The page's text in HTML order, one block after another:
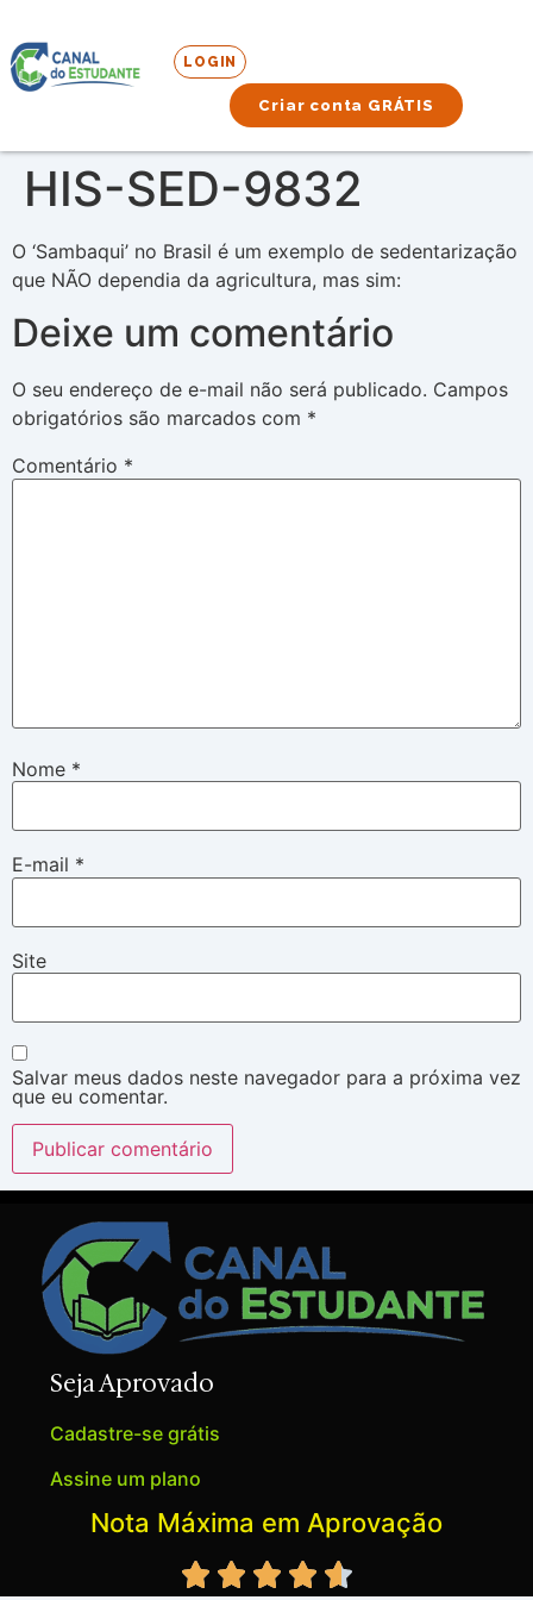
LOGIN
Criar conta GRÁTIS
HIS-SED-9832
O ‘Sambaqui’ no Brasil é um exemplo de sedentarização
que NÃO dependia da agricultura, mas sim:
Deixe um comentário
O seu endereço de e-mail não será publicado. Campos
obrigatórios são marcados com *
Comentário *
Nome *
E-mail *
Site
Salvar meus dados neste navegador para a próxima vez
que eu comentar.
Seja Aprovado
Cadastre-se grátis
Assine um plano
Nota Máxima em Aprovação